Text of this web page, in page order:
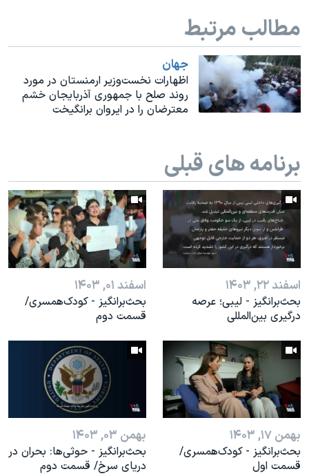
اسرائیل در جنگ
نرگس محمدی برنده جایزه نوبل صلح
همایش محافظه‌کاران آمریکا «سی‌پک»
صفحه‌های ویژه
مطالب مرتبط
جهان
اظهارات نخست‌وزیر ارمنستان در مورد
روند صلح با جمهوری آذربایجان خشم
معترضان را در ایروان برانگیخت
برنامه های قبلی
اسفند ۲۲, ۱۴۰۳
بحث‌برانگيز - لیبی؛ عرصه
درگیری بین‌المللی
اسفند ۰۱, ۱۴۰۳
بحث‌برانگيز - کودک‌همسری/
قسمت دوم
بهمن ۱۷, ۱۴۰۳
بحث‌برانگيز - کودک‌همسری/
قسمت اول
بهمن ۰۳, ۱۴۰۳
بحث‌برانگيز - حوثی‌ها: بحران در
دریای سرخ/ قسمت دوم